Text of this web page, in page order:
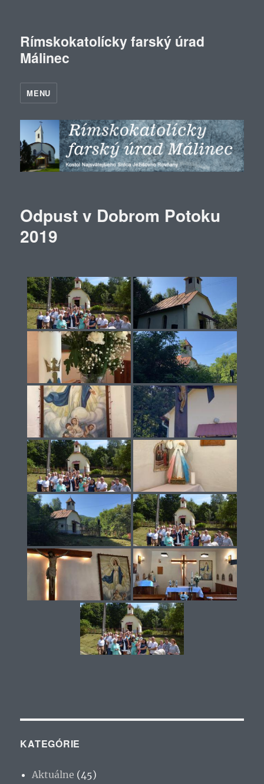
Rímskokatolícky farský úrad
Málinec
MENU
Odpust v Dobrom Potoku
2019
KATEGÓRIE
Aktuálne (45)